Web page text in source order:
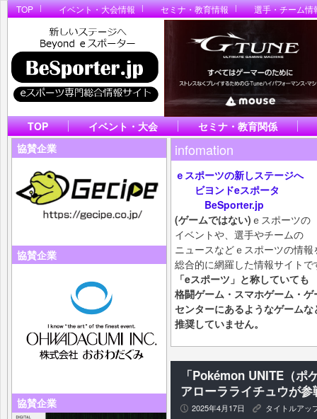
TOP イベント・大会情報 セミナ・教育情報 選手・チーム情
TOP イベント・大会
セミナ・教育関係
協賛企業
協賛企業
協賛企業
infomation
ｅスポーツの新しステージへ
ビヨンドeスポータ
BeSporter.jp
(ゲームではない) ｅスポーツの
イベントや、選手やチームの
ニュースなどｅスポーツの情報
総合的に網羅した情報サイトで
「eスポーツ」と称していても
格闘ゲーム・スマホゲーム・ゲ
センターにあるようなゲームな
推奨していません。
「Pokémon UNITE（ポ
アローラライチュウが参
P 2025年4月17日 K タイトルアッ